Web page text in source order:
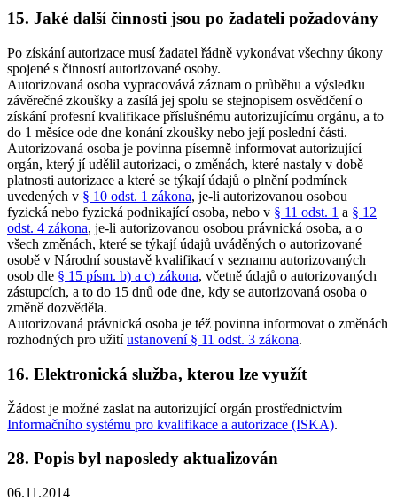
15. Jaké další činnosti jsou po žadateli požadovány
Po získání autorizace musí žadatel řádně vykonávat všechny úkony
spojené s činností autorizované osoby.
Autorizovaná osoba vypracovává záznam o průběhu a výsledku
závěrečné zkoušky a zasílá jej spolu se stejnopisem osvědčení o
získání profesní kvalifikace příslušnému autorizujícímu orgánu, a to
do 1 měsíce ode dne konání zkoušky nebo její poslední části.
Autorizovaná osoba je povinna písemně informovat autorizující
orgán, který jí udělil autorizaci, o změnách, které nastaly v době
platnosti autorizace a které se týkají údajů o plnění podmínek
uvedených v § 10 odst. 1 zákona, je-li autorizovanou osobou
fyzická nebo fyzická podnikající osoba, nebo v § 11 odst. 1 a § 12
odst. 4 zákona, je-li autorizovanou osobou právnická osoba, a o
všech změnách, které se týkají údajů uváděných o autorizované
osobě v Národní soustavě kvalifikací v seznamu autorizovaných
osob dle § 15 písm. b) a c) zákona, včetně údajů o autorizovaných
zástupcích, a to do 15 dnů ode dne, kdy se autorizovaná osoba o
změně dozvěděla.
Autorizovaná právnická osoba je též povinna informovat o změnách
rozhodných pro užitíustanovení § 11 odst. 3 zákona.
16. Elektronická služba, kterou lze využít
Žádost je možné zaslat na autorizující orgán prostřednictvím
Informačního systému pro kvalifikace a autorizace (ISKA).
28. Popis byl naposledy aktualizován
06.11.2014